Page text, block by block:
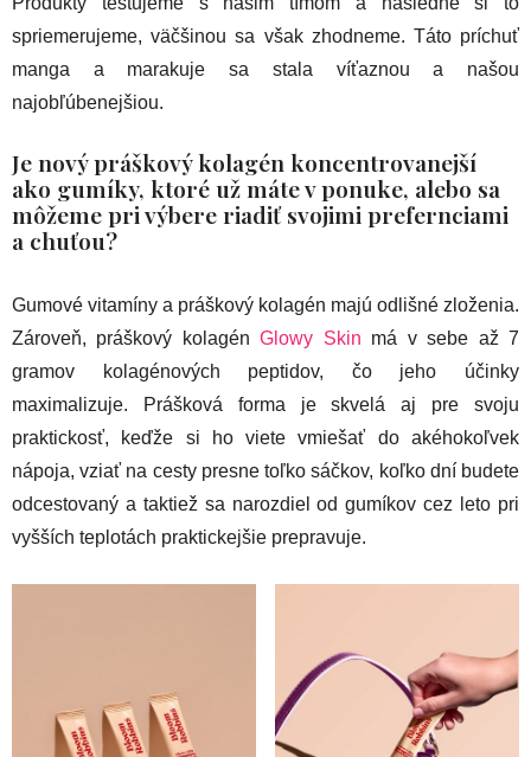
spriemerujeme, väčšinou sa však zhodneme. Táto príchuť
manga a marakuje sa stala víťaznou a našou
najobľúbenejšiou.
Je nový práškový kolagén koncentrovanejší
ako gumíky, ktoré už máte v ponuke, alebo sa
môžeme pri výbere riadiť svojimi prefernciami
a chuťou?
Gumové vitamíny a práškový kolagén majú odlišné zloženia.
Zároveň, práškový kolagénGlowy Skin má v sebe až 7
gramov kolagénových peptidov, čo jeho účinky
maximalizuje. Prášková forma je skvelá aj pre svoju
praktickosť, keďže si ho viete vmiešať do akéhokoľvek
nápoja, vziať na cesty presne toľko sáčkov, koľko dní budete
odcestovaný a taktiež sa narozdiel od gumíkov cez leto pri
vyšších teplotách praktickejšie prepravuje.